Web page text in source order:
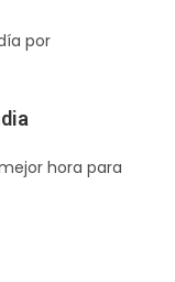
por
hora para